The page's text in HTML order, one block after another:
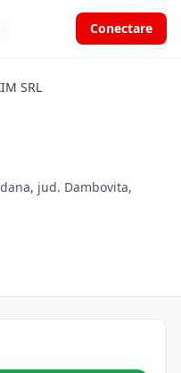
Conectare
SRL
jud. Dambovita,